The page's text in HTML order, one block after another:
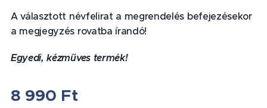
A választott névfelirat a megrendelés befejezésekor
a megjegyzés rovatba írandó!
Egyedi, kézműves termék!
8 990 Ft